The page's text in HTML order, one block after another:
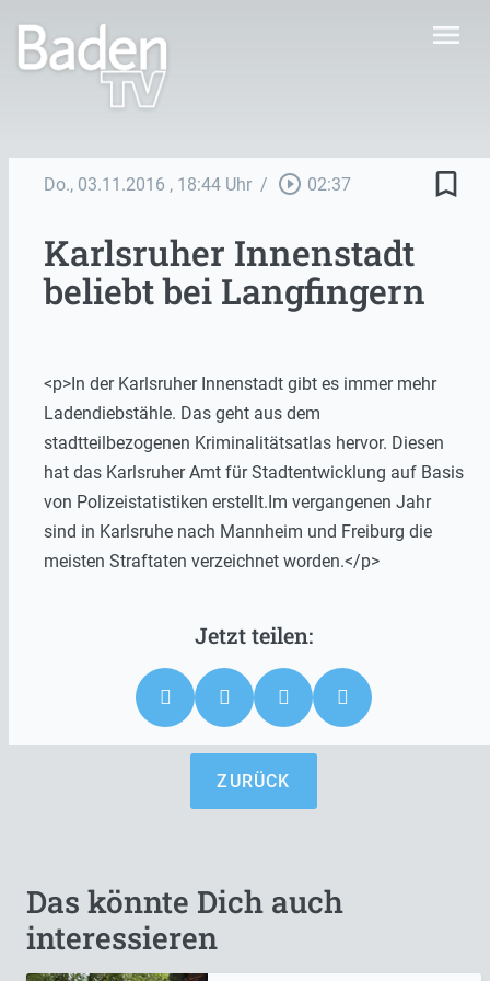
menu
Do., 03.11.2016 , 18:44 Uhr / play_circle_outline 02:37 bookmark_border
Karlsruher Innenstadt
beliebt bei Langfingern
<p>In der Karlsruher Innenstadt gibt es immer mehr
Ladendiebstähle. Das geht aus dem
stadtteilbezogenen Kriminalitätsatlas hervor. Diesen
hat das Karlsruher Amt für Stadtentwicklung auf Basis
von Polizeistatistiken erstellt.Im vergangenen Jahr
sind in Karlsruhe nach Mannheim und Freiburg die
meisten Straftaten verzeichnet worden.</p>
ZURÜCK
Das könnte Dich auch
interessieren